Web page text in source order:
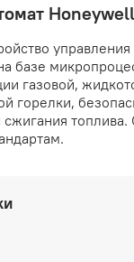
базе
газовой,
горелки,
топлива.